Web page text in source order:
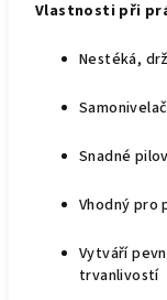
Vlastnosti při
Nestéká,
Snadné
Vhodný pro
Vytváří
trvanlivostí